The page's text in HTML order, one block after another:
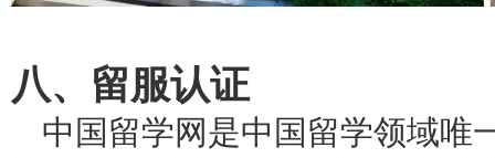
八、留服认证
中国留学网是中国留学领域唯